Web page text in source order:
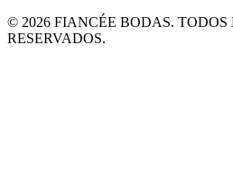
© 2026 FIANCÉE BODAS. TODOS
RESERVADOS.